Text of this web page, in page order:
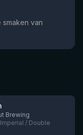
van
Brewing
/ Double